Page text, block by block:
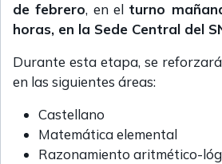
de febrero, en el turno
horas, en la Sede Central del
Durante esta etapa, se
en las siguientes áreas:
Castellano
Matemática elemental
Razonamiento aritmético-